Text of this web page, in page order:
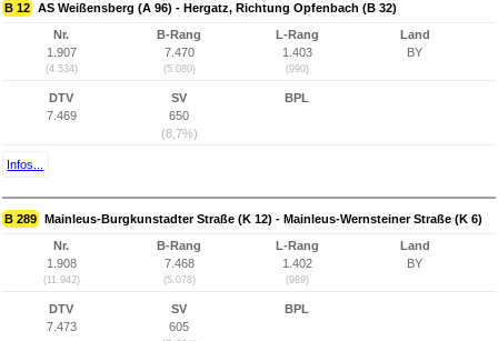
B 12 AS Weißensberg (A 96) - Hergatz, Richtung Opfenbach (B 32)
Nr.
1.907
(4.534)
B-Rang
7.470
(5.080)
L-Rang
1.403
(990)
Land
BY
DTV
7.469
SV
650
(8,7%)
BPL
Infos...
B 289 Mainleus-Burgkunstadter Straße (K 12) - Mainleus-Wernsteiner Straße (K 6)
Nr.
1.908
(11.942)
B-Rang
7.468
(5.078)
L-Rang
1.402
(989)
Land
BY
DTV
7.473
SV
605
BPL